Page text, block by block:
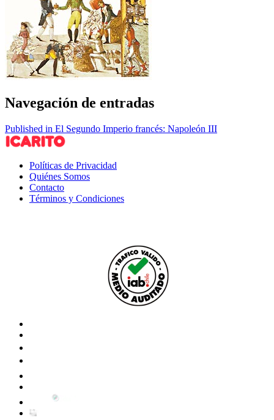
Navegación de entradas
Published in El Segundo Imperio francés: Napoleón III
Políticas de Privacidad
Quiénes Somos
Contacto
Términos y Condiciones